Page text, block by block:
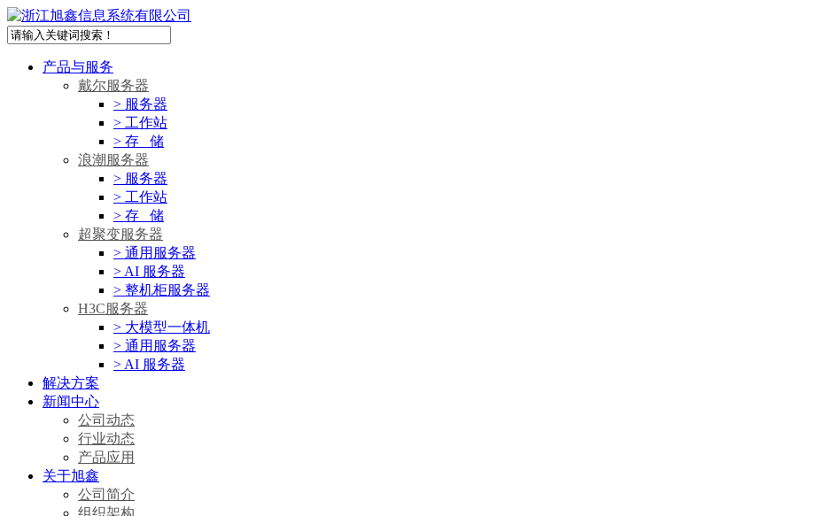
产品与服务
戴尔服务器
> 服务器
> 工作站
> 存 储
浪潮服务器
> 服务器
> 工作站
> 存 储
超聚变服务器
> 通用服务器
> AI 服务器
> 整机柜服务器
H3C服务器
> 大模型一体机
> 通用服务器
> AI 服务器
解决方案
新闻中心
公司动态
行业动态
产品应用
关于旭鑫
公司简介
组织架构